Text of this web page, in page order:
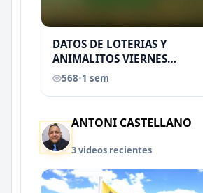
DATOS DE LOTERIAS Y
ANIMALITOS VIERNES
31/07/2026
568•1 sem
ANTONI CASTELLANO
3 videos recientes